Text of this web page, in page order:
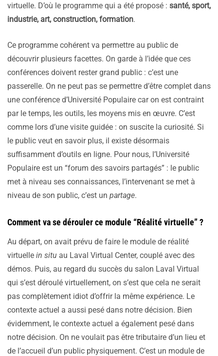
virtuelle. D’où le programme qui a été proposé : santé, sport,
industrie, art, construction, formation.
Ce programme cohérent va permettre au public de
découvrir plusieurs facettes. On garde à l’idée que ces
conférences doivent rester grand public : c’est une
passerelle. On ne peut pas se permettre d’être complet dans
une conférence d’Université Populaire car on est contraint
par le temps, les outils, les moyens mis en œuvre. C’est
comme lors d’une visite guidée : on suscite la curiosité. Si
le public veut en savoir plus, il existe désormais
suffisamment d’outils en ligne. Pour nous, l’Université
Populaire est un “forum des savoirs partagés” : le public
met à niveau ses connaissances, l’intervenant se met à
niveau de son public, c’est un partage.
Comment va se dérouler ce module “Réalité virtuelle” ?
Au départ, on avait prévu de faire le module de réalité
virtuelle in situ au Laval Virtual Center, couplé avec des
démos. Puis, au regard du succès du salon Laval Virtual
qui s’est déroulé virtuellement, on s’est que cela ne serait
pas complètement idiot d’offrir la même expérience. Le
contexte actuel a aussi pesé dans notre décision. Bien
évidemment, le contexte actuel a également pesé dans
notre décision. On ne voulait pas être tributaire d’un lieu et
de l’accueil d’un public physiquement. C’est un module de